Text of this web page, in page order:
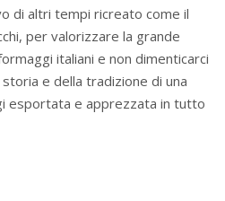
di altri tempi ricreato come il
per valorizzare la grande
italiani e non dimenticarci
e della tradizione di una
esportata e apprezzata in tutto